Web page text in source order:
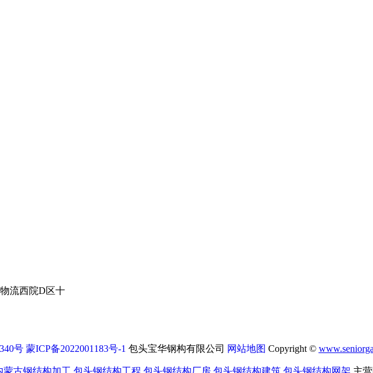
流西院D区十
号 蒙ICP备2022001183号-1 包头宝华钢构有限公司 网站地图 Copyright ©
蒙古钢结构加工 包头钢结构工程 包头钢结构厂房 包头钢结构建筑 包头钢结构网架 主